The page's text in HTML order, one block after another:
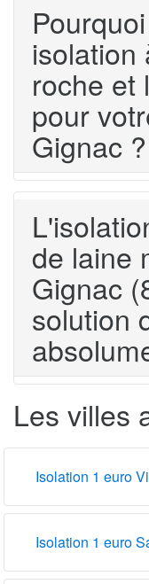
isolation
roche et
pour
Gignac ?
de laine
Gignac
solution
Les villes
Isolation 1 euro
Isolation 1 euro